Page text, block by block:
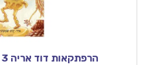
הרפתקאות דוד אריה 3 – במדבר השוויצרי